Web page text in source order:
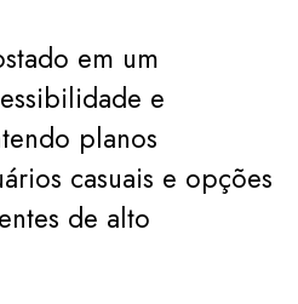
em um
e
planos
casuais e opções
de alto